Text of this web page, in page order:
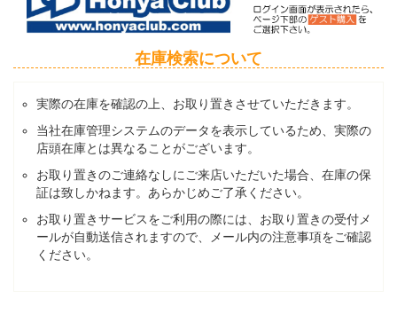
在庫検索について
実際の在庫を確認の上、お取り置きさせていただきます。
当社在庫管理システムのデータを表示しているため、実際の
店頭在庫とは異なることがございます。
お取り置きのご連絡なしにご来店いただいた場合、在庫の保
証は致しかねます。あらかじめご了承ください。
お取り置きサービスをご利用の際には、お取り置きの受付メ
ールが自動送信されますので、メール内の注意事項をご確認
ください。